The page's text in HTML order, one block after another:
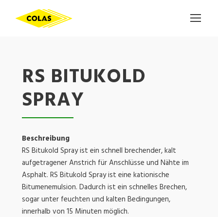
RS BITUKOLD
SPRAY
Beschreibung
RS Bitukold Spray ist ein schnell brechender, kalt
aufgetragener Anstrich für Anschlüsse und Nähte im
Asphalt. RS Bitukold Spray ist eine kationische
Bitumenemulsion. Dadurch ist ein schnelles Brechen,
sogar unter feuchten und kalten Bedingungen,
innerhalb von 15 Minuten möglich.